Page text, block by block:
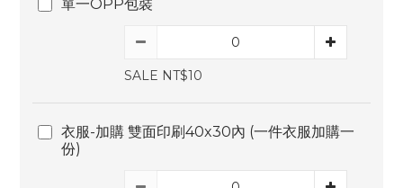
單一OPP包裝
SALE NT$10
衣服-加購 雙面印刷40x30內 (一件衣服加購一
份)